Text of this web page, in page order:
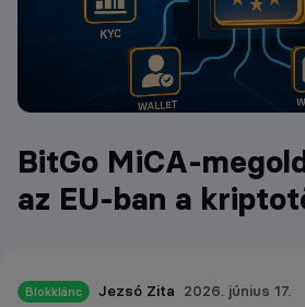
BitGo MiCA-
az EU-ban a
Blokklánc Jezsó Zita 2026. június 17.